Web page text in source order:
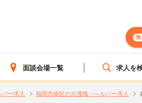
面談会場一覧 求人を
ー求人 福岡市南区の介護職・ヘルパー求人